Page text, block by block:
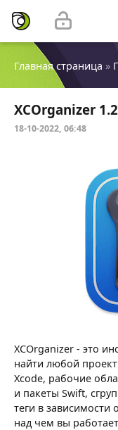
Главная страница »
XCOrganizer
18-10-2022, 06:48
XCOrganizer - это
найти любой
Xcode, рабочие
и пакеты Swift,
теги в зависимости
над чем вы